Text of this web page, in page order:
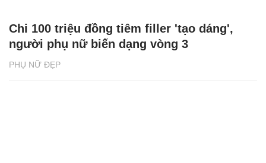
PHỤ NỮ ĐẸP
Chi 100 triệu đồng tiêm filler 'tạo dáng',
người phụ nữ biến dạng vòng 3